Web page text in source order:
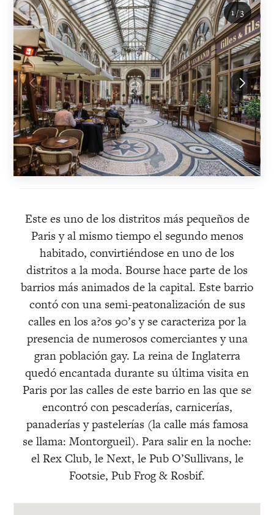
1/3
Este es uno de los distritos más pequeños de
Paris y al mismo tiempo el segundo menos
habitado, convirtiéndose en uno de los
distritos a la moda. Bourse hace parte de los
barrios más animados de la capital. Este barrio
contó con una semi-peatonalización de sus
calles en los a?os 90’s y se caracteriza por la
presencia de numerosos comerciantes y una
gran población gay. La reina de Inglaterra
quedó encantada durante su última visita en
Paris por las calles de este barrio en las que se
encontró con pescaderías, carnicerías,
panaderías y pastelerías (la calle más famosa
se llama: Montorgueil). Para salir en la noche:
el Rex Club, le Next, le Pub O’Sullivans, le
Footsie, Pub Frog & Rosbif.